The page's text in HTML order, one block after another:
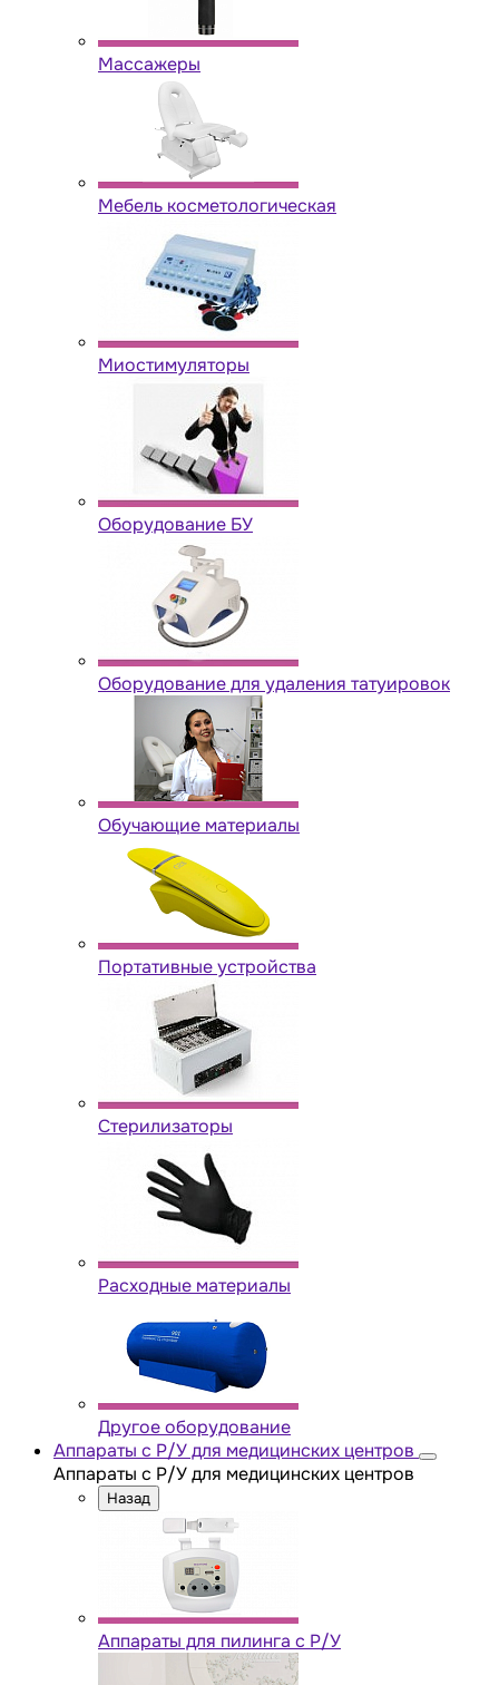
Массажеры
Мебель косметологическая
Миостимуляторы
Оборудование БУ
Оборудование для удаления татуировок
Обучающие материалы
Портативные устройства
Стерилизаторы
Расходные материалы
Другое оборудование
Аппараты с Р/У для медицинских центров
Аппараты с Р/У для медицинских центров
Назад
Аппараты для пилинга с Р/У